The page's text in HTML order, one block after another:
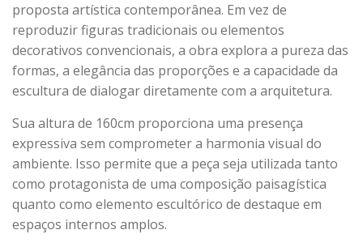
proposta artística contemporânea. Em vez de
reproduzir figuras tradicionais ou elementos
decorativos convencionais, a obra explora a pureza das
formas, a elegância das proporções e a capacidade da
escultura de dialogar diretamente com a arquitetura.
Sua altura de 160cm proporciona uma presença
expressiva sem comprometer a harmonia visual do
ambiente. Isso permite que a peça seja utilizada tanto
como protagonista de uma composição paisagística
quanto como elemento escultórico de destaque em
espaços internos amplos.